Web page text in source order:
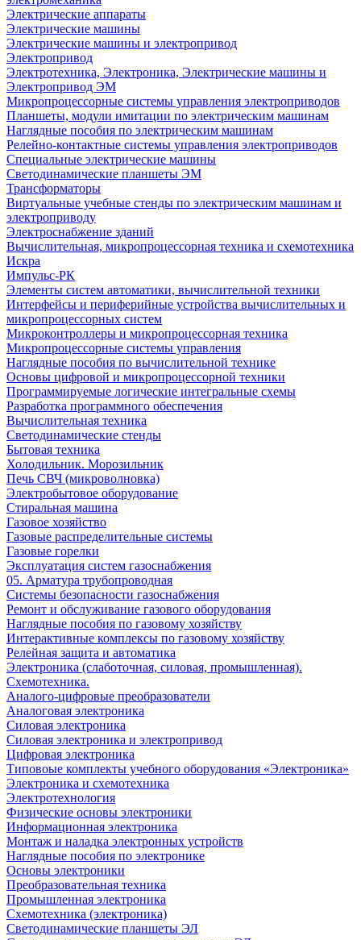
Электрические аппараты
Электрические машины
Электрические машины и электропривод
Электропривод
Электротехника, Электроника, Электрические машины и
Электропривод ЭМ
Микропроцессорные системы управления электроприводов
Планшеты, модули имитации по электрическим машинам
Наглядные пособия по электрическим машинам
Релейно-контактные системы управления электроприводов
Специальные электрические машины
Светодинамические планшеты ЭМ
Трансформаторы
Виртуальные учебные стенды по электрическим машинам и
электроприводу
Электроснабжение зданий
Вычислительная, микропроцессорная техника и схемотехника
Искра
Импульс-РК
Элементы систем автоматики, вычислительной техники
Интерфейсы и периферийные устройства вычислительных и
микропроцессорных систем
Микроконтроллеры и микропроцессорная техника
Микропроцессорные системы управления
Наглядные пособия по вычислительной технике
Основы цифровой и микропроцессорной техники
Программируемые логические интегральные схемы
Разработка программного обеспечения
Вычислительная техника
Светодинамические стенды
Бытовая техника
Холодильник. Морозильник
Печь СВЧ (микроволновка)
Электробытовое оборудование
Стиральная машина
Газовое хозяйство
Газовые распределительные системы
Газовые горелки
Эксплуатация систем газоснабжения
05. Арматура трубопроводная
Системы безопасности газоснабжения
Ремонт и обслуживание газового оборудования
Наглядные пособия по газовому хозяйству
Интерактивные комплексы по газовому хозяйству
Релейная защита и автоматика
Электроника (слаботочная, силовая, промышленная).
Схемотехника.
Аналого-цифровые преобразователи
Аналоговая электроника
Cиловая электроника
Cиловая электроника и электропривод
Цифровая электроника
Типовоые комплекты учебного оборудования «Электроника»
Электроника и схемотехника
Электротехнология
Физические основы электроники
Информационная электроника
Монтаж и наладка электронных устройств
Наглядные пособия по электронике
Основы электроники
Преобразовательная техника
Промышленная электроника
Схемотехника (электроника)
Светодинамические планшеты ЭЛ